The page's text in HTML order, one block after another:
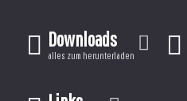
Downloads
alles zum herunterladen